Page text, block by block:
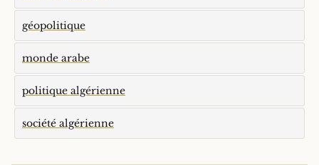
géopolitique
monde arabe
politique algérienne
société algérienne